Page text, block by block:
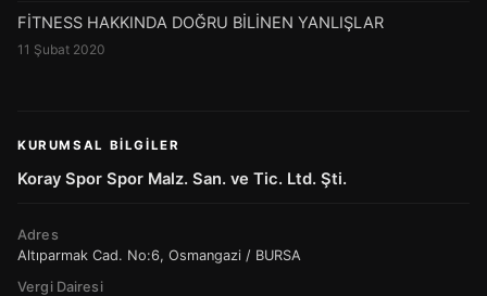
FİTNESS HAKKINDA DOĞRU BİLİNEN YANLIŞLAR
11 Şubat 2020
KURUMSAL BILGILER
Koray Spor Spor Malz. San. ve Tic. Ltd. Şti.
Adres
Altıparmak Cad. No:6, Osmangazi / BURSA
Vergi Dairesi